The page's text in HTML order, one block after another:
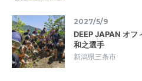
2027/5/9
DEEP JAPAN オ
和之選手
新潟県三条市